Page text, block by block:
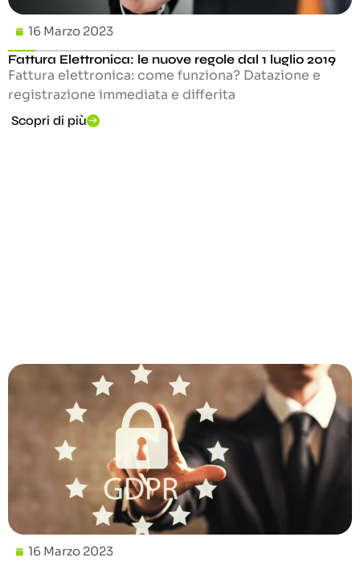
16 Marzo 2023
Fattura Elettronica: le nuove regole dal 1 luglio 2019
Fattura elettronica: come funziona? Datazione e
registrazione immediata e differita
Scopri di più
16 Marzo 2023